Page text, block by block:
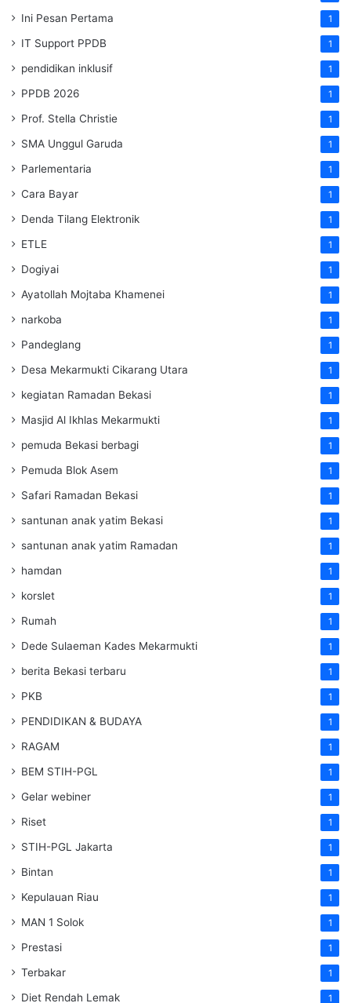
Ini Pesan Pertama 1
IT Support PPDB 1
pendidikan inklusif 1
PPDB 2026 1
Prof. Stella Christie 1
SMA Unggul Garuda 1
Parlementaria 1
Cara Bayar 1
Denda Tilang Elektronik 1
ETLE 1
Dogiyai 1
Ayatollah Mojtaba Khamenei 1
narkoba 1
Pandeglang 1
Desa Mekarmukti Cikarang Utara 1
kegiatan Ramadan Bekasi 1
Masjid Al Ikhlas Mekarmukti 1
pemuda Bekasi berbagi 1
Pemuda Blok Asem 1
Safari Ramadan Bekasi 1
santunan anak yatim Bekasi 1
santunan anak yatim Ramadan 1
hamdan 1
korslet 1
Rumah 1
Dede Sulaeman Kades Mekarmukti 1
berita Bekasi terbaru 1
PKB 1
PENDIDIKAN & BUDAYA 1
RAGAM 1
BEM STIH-PGL 1
Gelar webiner 1
Riset 1
STIH-PGL Jakarta 1
Bintan 1
Kepulauan Riau 1
MAN 1 Solok 1
Prestasi 1
Terbakar 1
Diet Rendah Lemak 1